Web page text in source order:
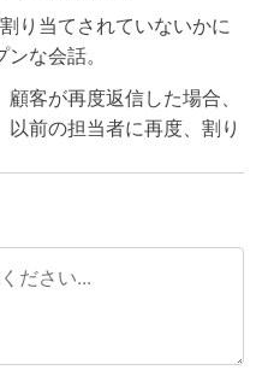
り当てされていないかに
な会話。
客が再度返信した場合、
前の担当者に再度、割り